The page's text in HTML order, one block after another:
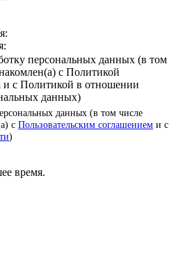
персональных данных (в том
с Политикой
и с Политикой в отношении
данных)
данных (в том числе
с Пользовательским соглашением и с
)
время.